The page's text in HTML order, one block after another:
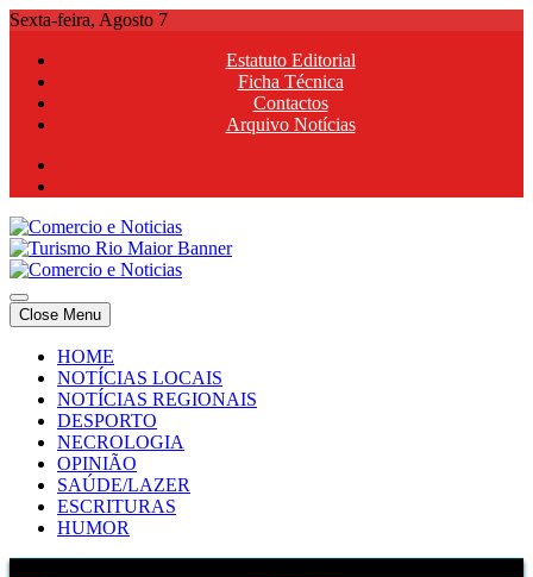
Skip
content
Sexta-feira, Agosto 7
Estatuto Editorial
Ficha Técnica
Contactos
Arquivo Notícias
Comercio e Noticias
Notícias e Publicidade Online
Comercio e Noticias
Notícias e Publicidade Online
Close Menu
HOME
NOTÍCIAS LOCAIS
NOTÍCIAS REGIONAIS
DESPORTO
NECROLOGIA
OPINIÃO
SAÚDE/LAZER
ESCRITURAS
HUMOR